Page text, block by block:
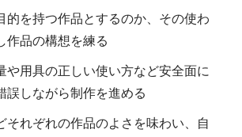
的を持つ作品とするのか、その使わ
作品の構想を練る
や用具の正しい使い方など安全面に
誤しながら制作を進める
それぞれの作品のよさを味わい、自